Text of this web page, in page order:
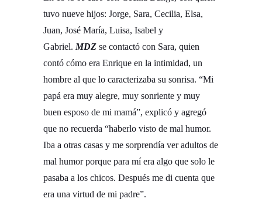
tuvo nueve hijos: Jorge, Sara, Cecilia, Elsa,
Juan, José María, Luisa, Isabel y
Gabriel. MDZ se contactó con Sara, quien
contó cómo era Enrique en la intimidad, un
hombre al que lo caracterizaba su sonrisa. “Mi
papá era muy alegre, muy sonriente y muy
buen esposo de mi mamá”, explicó y agregó
que no recuerda “haberlo visto de mal humor.
Iba a otras casas y me sorprendía ver adultos de
mal humor porque para mí era algo que solo le
pasaba a los chicos. Después me di cuenta que
era una virtud de mi padre”.